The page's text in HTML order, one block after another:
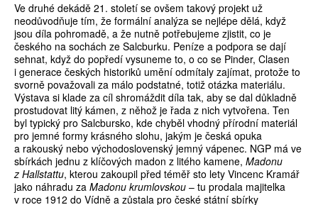
Ve druhé dekádě 21. století se ovšem takový projekt už
neodůvodňuje tím, že formální analýza se nejlépe dělá, když
jsou díla pohromadě, a že nutně potřebujeme zjistit, co je
českého na sochách ze Salcburku. Peníze a podpora se dají
sehnat, když do popředí vysuneme to, o co se Pinder, Clasen
i generace českých historiků umění odmítaly zajímat, protože to
svorně považovali za málo podstatné, totiž otázka materiálu.
Výstava si klade za cíl shromáždit díla tak, aby se dal důkladně
prostudovat litý kámen, z něhož je řada z nich vytvořena. Ten
byl typický pro Salcbursko, kde chyběl vhodný přírodní materiál
pro jemné formy krásného slohu, jakým je česká opuka
a rakouský nebo východoslovenský jemný vápenec. NGP má ve
sbírkách jednu z klíčových madon z litého kamene, Madonu
z Hallstattu, kterou zakoupil před téměř sto lety Vincenc Kramář
jako náhradu za Madonu krumlovskou – tu prodala majitelka
v roce 1912 do Vídně a zůstala pro české státní sbírky